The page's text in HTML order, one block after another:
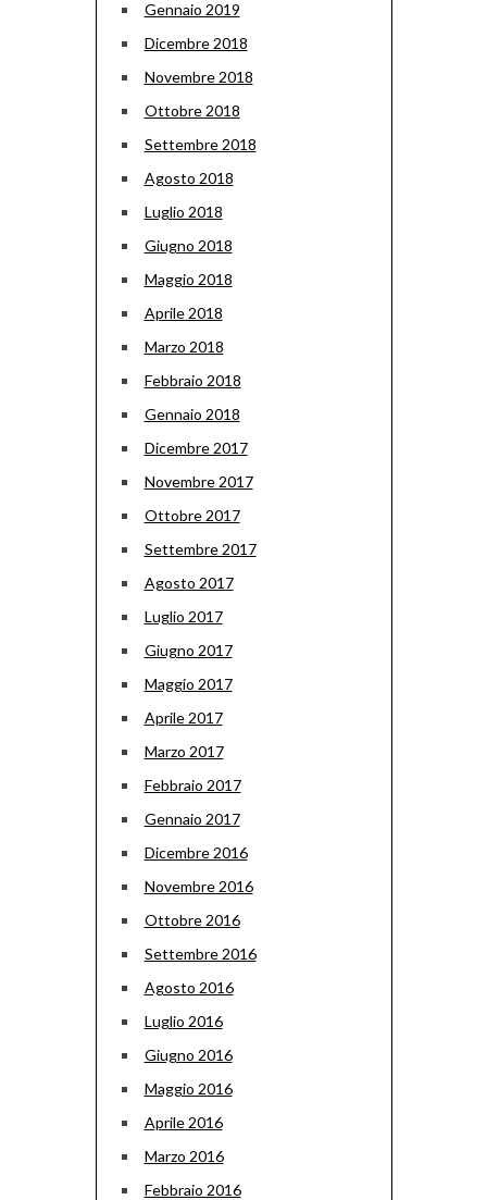
Gennaio 2019
Dicembre 2018
Novembre 2018
Ottobre 2018
Settembre 2018
Agosto 2018
Luglio 2018
Giugno 2018
Maggio 2018
Aprile 2018
Marzo 2018
Febbraio 2018
Gennaio 2018
Dicembre 2017
Novembre 2017
Ottobre 2017
Settembre 2017
Agosto 2017
Luglio 2017
Giugno 2017
Maggio 2017
Aprile 2017
Marzo 2017
Febbraio 2017
Gennaio 2017
Dicembre 2016
Novembre 2016
Ottobre 2016
Settembre 2016
Agosto 2016
Luglio 2016
Giugno 2016
Maggio 2016
Aprile 2016
Marzo 2016
Febbraio 2016